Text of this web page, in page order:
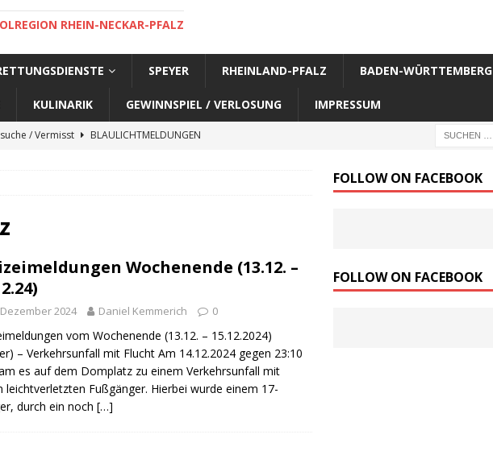
RHEIN-NECKAR-PFALZ
SPEYER RHEINLAND-PFALZ BADEN-WÜRTTEMBERG
KULINARIK GEWINNSPIEL / VERLOSUNG IMPRESSUM
/ Vermisst
BLAULICHTMELDUNGEN
/ Vermisst
/ Vermisst
/ Vermisst
BLAULICHTMELDUNGEN
/ Vermisst
/ Öffentlichkeitsfahndung
BLAULICHTMELDUNGEN
/ Vermisste Person
BLAULICHTMELDUNGEN
Polizei
BLAULICHTMELDUNGEN
Wochenende (13.12. –
Dezember 2024 Daniel Kemmerich 0
vom Wochenende (13.12. – 15.12.2024)
– Verkehrsunfall mit Flucht Am 14.12.2024 gegen 23:10
es auf dem Domplatz zu einem Verkehrsunfall mit
leichtverletzten Fußgänger. Hierbei wurde einem 17-
durch ein noch […]
FOLLOW ON FACEBOOK
FOLLOW ON FACEBOOK